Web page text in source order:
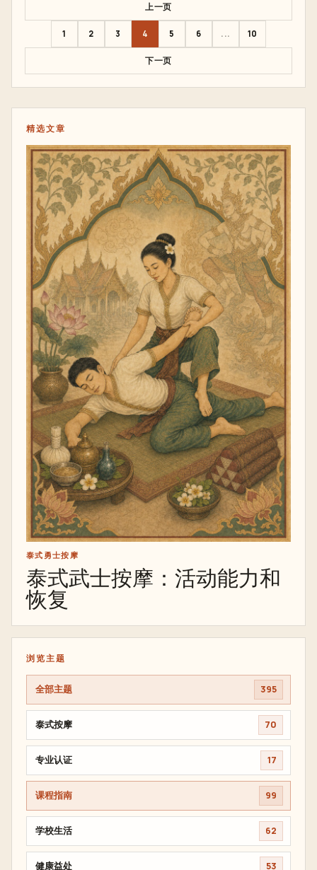
上一页
1 2 3 4 5 6 ... 10
下一页
精选文章
泰式勇士按摩
泰式武士按摩：活动能力和
恢复
浏览主题
全部主题 395
泰式按摩 70
专业认证 17
课程指南 99
学校生活 62
健康益处 53